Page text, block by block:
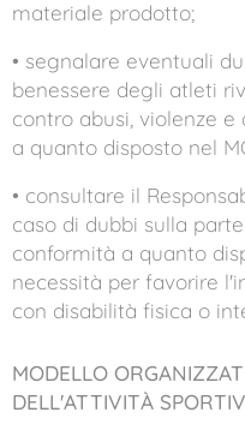
materiale prodotto;
• segnalare eventuali
benessere degli atleti
contro abusi, violenze
a quanto disposto nel
• consultare il
caso di dubbi sulla
conformità a quanto
necessità per favorire
con disabilità fisica o
MODELLO
DELL'ATTIVITÀ